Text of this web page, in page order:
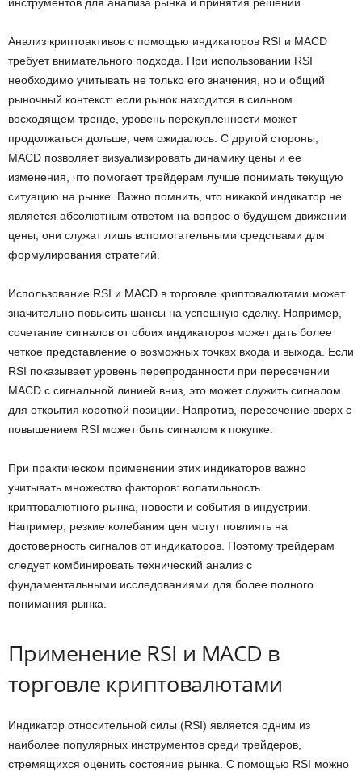
инструментов для анализа рынка и принятия решений.
Анализ криптоактивов с помощью индикаторов RSI и MACD
требует внимательного подхода. При использовании RSI
необходимо учитывать не только его значения, но и общий
рыночный контекст: если рынок находится в сильном
восходящем тренде, уровень перекупленности может
продолжаться дольше, чем ожидалось. С другой стороны,
MACD позволяет визуализировать динамику цены и ее
изменения, что помогает трейдерам лучше понимать текущую
ситуацию на рынке. Важно помнить, что никакой индикатор не
является абсолютным ответом на вопрос о будущем движении
цены; они служат лишь вспомогательными средствами для
формулирования стратегий.
Использование RSI и MACD в торговле криптовалютами может
значительно повысить шансы на успешную сделку. Например,
сочетание сигналов от обоих индикаторов может дать более
четкое представление о возможных точках входа и выхода. Если
RSI показывает уровень перепроданности при пересечении
MACD с сигнальной линией вниз, это может служить сигналом
для открытия короткой позиции. Напротив, пересечение вверх с
повышением RSI может быть сигналом к покупке.
При практическом применении этих индикаторов важно
учитывать множество факторов: волатильность
криптовалютного рынка, новости и события в индустрии.
Например, резкие колебания цен могут повлиять на
достоверность сигналов от индикаторов. Поэтому трейдерам
следует комбинировать технический анализ с
фундаментальными исследованиями для более полного
понимания рынка.
Применение RSI и MACD в
торговле криптовалютами
Индикатор относительной силы (RSI) является одним из
наиболее популярных инструментов среди трейдеров,
стремящихся оценить состояние рынка. С помощью RSI можно